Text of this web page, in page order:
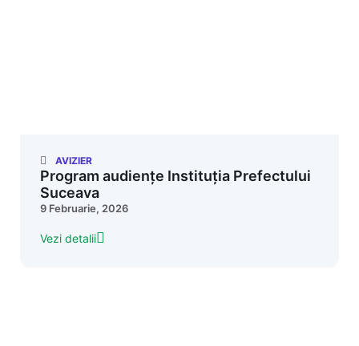
AVIZIER
Program audiențe Instituția Prefectului
Suceava
9 Februarie, 2026
Vezi detalii